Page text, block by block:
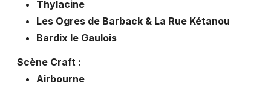
Thylacine
Les Ogres de Barback & La Rue Kétanou
Bardix le Gaulois
Scène Craft :
Airbourne